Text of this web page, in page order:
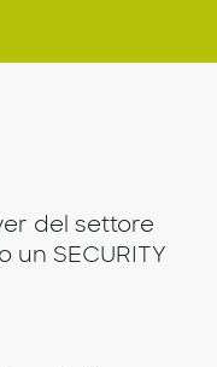
del settore
SECURITY